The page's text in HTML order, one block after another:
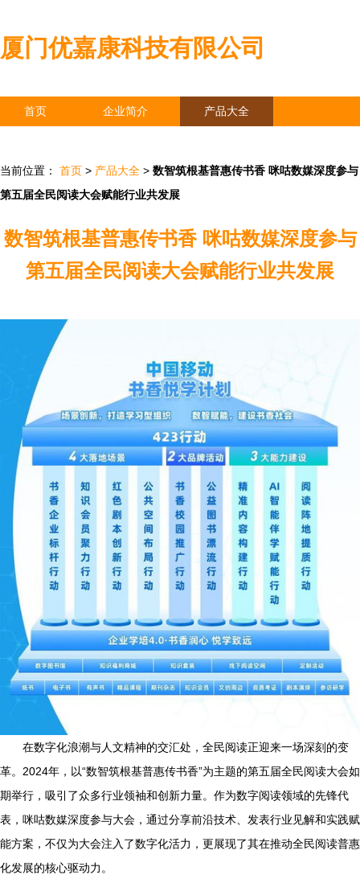
厦门优嘉康科技有限公司
首页 企业简介 产品大全
当前位置： 首页 > 产品大全 > 数智筑根基普惠传书香 咪咕数媒深度参与
第五届全民阅读大会赋能行业共发展
数智筑根基普惠传书香 咪咕数媒深度参与
第五届全民阅读大会赋能行业共发展
在数字化浪潮与人文精神的交汇处，全民阅读正迎来一场深刻的变
革。2024年，以“数智筑根基普惠传书香”为主题的第五届全民阅读大会如
期举行，吸引了众多行业领袖和创新力量。作为数字阅读领域的先锋代
表，咪咕数媒深度参与大会，通过分享前沿技术、发表行业见解和实践赋
能方案，不仅为大会注入了数字化活力，更展现了其在推动全民阅读普惠
化发展的核心驱动力。